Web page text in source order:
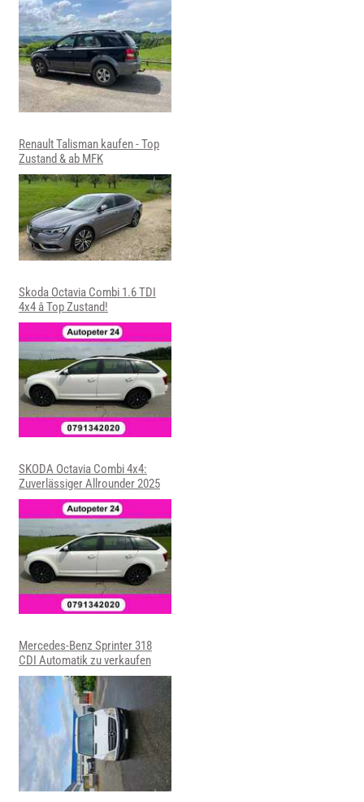
Renault Talisman kaufen - Top
Zustand & ab MFK
Skoda Octavia Combi 1.6 TDI
4x4 â Top Zustand!
SKODA Octavia Combi 4x4:
Zuverlässiger Allrounder 2025
Mercedes-Benz Sprinter 318
CDI Automatik zu verkaufen